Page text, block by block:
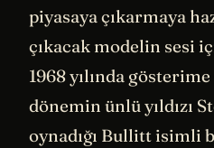
piyasaya çıkarmaya
çıkacak modelin sesi
1968 yılında
dönemin ünlü yıldızı
oynadığı Bullitt isimli